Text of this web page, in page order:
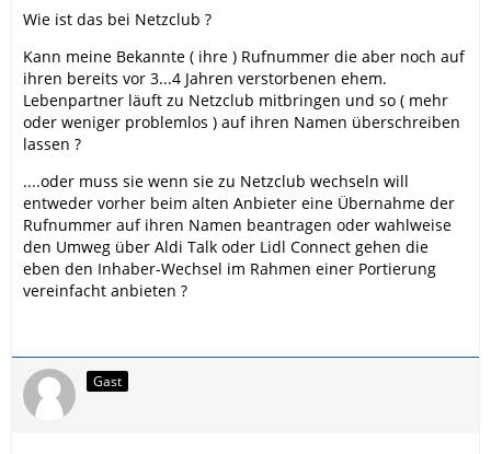
Wie ist das bei Netzclub ?
Kann meine Bekannte ( ihre ) Rufnummer die aber noch auf
ihren bereits vor 3...4 Jahren verstorbenen ehem.
Lebenpartner läuft zu Netzclub mitbringen und so ( mehr
oder weniger problemlos ) auf ihren Namen überschreiben
lassen ?
....oder muss sie wenn sie zu Netzclub wechseln will
entweder vorher beim alten Anbieter eine Übernahme der
Rufnummer auf ihren Namen beantragen oder wahlweise
den Umweg über Aldi Talk oder Lidl Connect gehen die
eben den Inhaber-Wechsel im Rahmen einer Portierung
vereinfacht anbieten ?
Gast